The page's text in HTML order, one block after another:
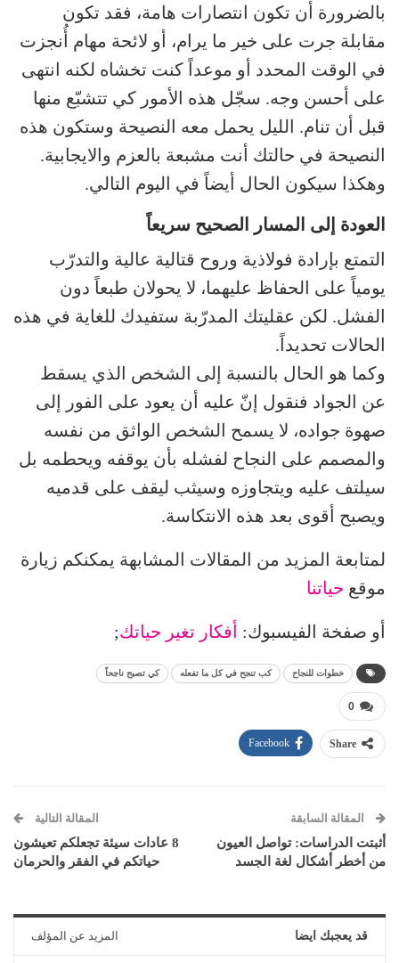
بالضرورة أن تكون انتصارات هامة، فقد تكون
مقابلة جرت على خير ما يرام، أو لائحة مهام أُنجزت
في الوقت المحدد أو موعداً كنت تخشاه لكنه انتهى
على أحسن وجه. سجّل هذه الأمور كي تتشبّع منها
قبل أن تنام. الليل يحمل معه النصيحة وستكون هذه
النصيحة في حالتك أنت مشبعة بالعزم والايجابية.
وهكذا سيكون الحال أيضاً في اليوم التالي.
العودة إلى المسار الصحيح سريعاً
التمتع بإرادة فولاذية وروح قتالية عالية والتدرّب
يومياً على الحفاظ عليهما، لا يحولان طبعاً دون
الفشل. لكن عقليتك المدرّبة ستفيدك للغاية في هذه
الحالات تحديداً.
وكما هو الحال بالنسبة إلى الشخص الذي يسقط
عن الجواد فنقول إنّ عليه أن يعود على الفور إلى
صهوة جواده، لا يسمح الشخص الواثق من نفسه
والمصمم على النجاح لفشله بأن يوقفه ويحطمه بل
سيلتف عليه ويتجاوزه وسيثب ليقف على قدميه
ويصبح أقوى بعد هذه الانتكاسة.
لمتابعة المزيد من المقالات المشابهة يمكنكم زيارة
موقع حياتنا
أو صفخة الفيسبوك: أفكار تغير حياتك;
خطوات للنجاح كب تنجح في كل ما تفعله كي تصبح ناجحاً
0
Share
Facebook
المقالة السابقة
أثبتت الدراسات: تواصل العيون
من أخطر أشكال لغة الجسد
المقالة التالية
8 عادات سيئة تجعلكم تعيشون
حياتكم في الفقر والحرمان
قد يعجبك ايضا المزيد عن المؤلف